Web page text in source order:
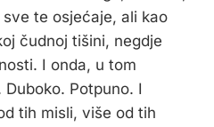
te osjećaje, ali kao
čudnoj tišini, negdje
I onda, u tom
Potpuno. I
tih misli, više od tih